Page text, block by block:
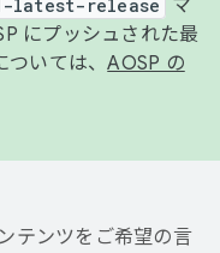
latest-release
マ
にプッシュされた最
ついては、AOSP の
テンツをご希望の言